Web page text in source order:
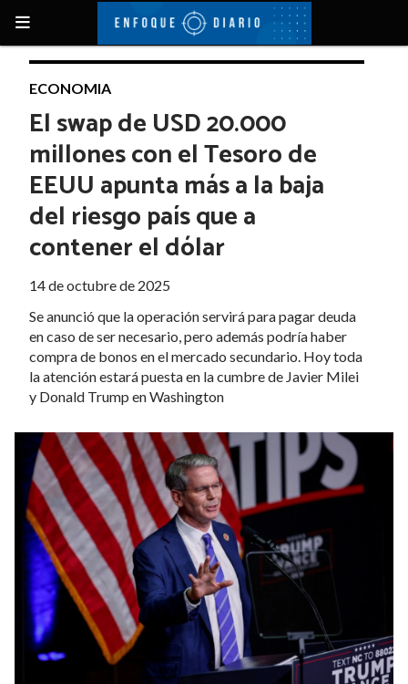
El swap de USD 20.000
millones con el Tesoro de
EEUU apunta más a la baja
del riesgo país que a
contener el dólar
Se anunció que la operación servirá para pagar deuda
en caso de ser necesario, pero además podría haber
compra de bonos en el mercado secundario. Hoy toda
la atención estará puesta en la cumbre de Javier Milei
y Donald Trump en Washington
ECONOMIA
14 de octubre de 2025